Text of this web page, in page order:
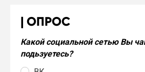
ОПРОС
Какой социальной сетью Вы
подьзуетесь?